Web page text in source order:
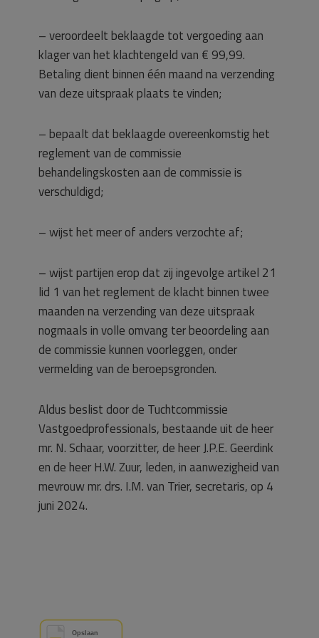
– veroordeelt beklaagde tot vergoeding aan
klager van het klachtengeld van € 99,99.
Betaling dient binnen één maand na verzending
van deze uitspraak plaats te vinden;
– bepaalt dat beklaagde overeenkomstig het
reglement van de commissie
behandelingskosten aan de commissie is
verschuldigd;
– wijst het meer of anders verzochte af;
– wijst partijen erop dat zij ingevolge artikel 21
lid 1 van het reglement de klacht binnen twee
maanden na verzending van deze uitspraak
nogmaals in volle omvang ter beoordeling aan
de commissie kunnen voorleggen, onder
vermelding van de beroepsgronden.
Aldus beslist door de Tuchtcommissie
Vastgoedprofessionals, bestaande uit de heer
mr. N. Schaar, voorzitter, de heer J.P.E. Geerdink
en de heer H.W. Zuur, leden, in aanwezigheid van
mevrouw mr. drs. I.M. van Trier, secretaris, op 4
juni 2024.